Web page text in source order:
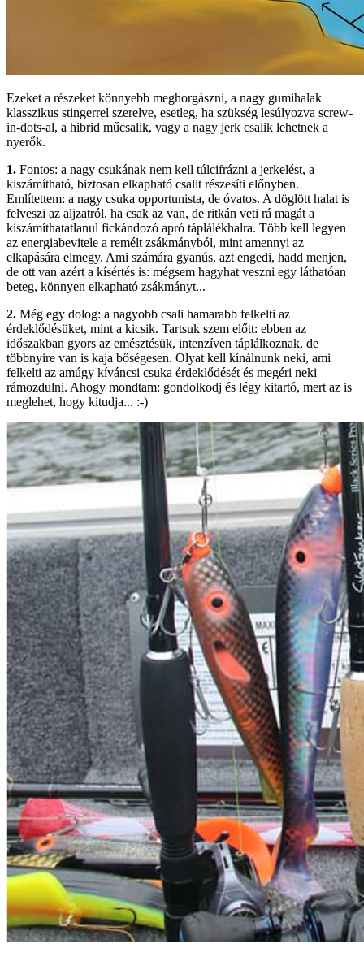
Ezeket a részeket könnyebb meghorgászni, a nagy gumihalak
klasszikus stingerrel szerelve, esetleg, ha szükség lesúlyozva screw-
in-dots-al, a hibrid műcsalik, vagy a nagy jerk csalik lehetnek a
nyerők.
1. Fontos: a nagy csukának nem kell túlcifrázni a jerkelést, a
kiszámítható, biztosan elkapható csalit részesíti előnyben.
Említettem: a nagy csuka opportunista, de óvatos. A döglött halat is
felveszi az aljzatról, ha csak az van, de ritkán veti rá magát a
kiszámíthatatlanul fickándozó apró táplálékhalra. Több kell legyen
az energiabevitele a remélt zsákmányból, mint amennyi az
elkapására elmegy. Ami számára gyanús, azt engedi, hadd menjen,
de ott van azért a kísértés is: mégsem hagyhat veszni egy láthatóan
beteg, könnyen elkapható zsákmányt...
2. Még egy dolog: a nagyobb csali hamarabb felkelti az
érdeklődésüket, mint a kicsik. Tartsuk szem előtt: ebben az
időszakban gyors az emésztésük, intenzíven táplálkoznak, de
többnyire van is kaja bőségesen. Olyat kell kínálnunk neki, ami
felkelti az amúgy kíváncsi csuka érdeklődését és megéri neki
rámozdulni. Ahogy mondtam: gondolkodj és légy kitartó, mert az is
meglehet, hogy kitudja... :-)